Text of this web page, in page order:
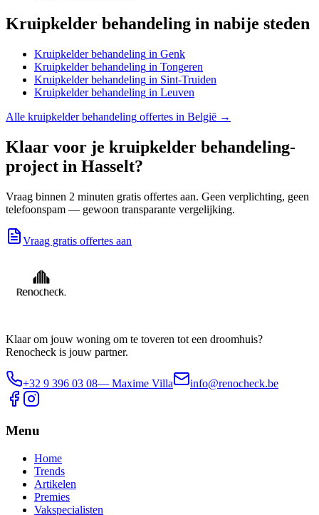
Kruipkelder behandeling in nabije steden
Kruipkelder behandeling in Genk
Kruipkelder behandeling in Tongeren
Kruipkelder behandeling in Sint-Truiden
Kruipkelder behandeling in Leuven
Alle kruipkelder behandeling offertes in België →
Klaar voor je kruipkelder behandeling-
project in Hasselt?
Vraag binnen 2 minuten gratis offertes aan. Geen verplichting, geen
telefoonspam — gewoon transparante vergelijking.
Vraag gratis offertes aan
Klaar om jouw woning om te toveren tot een droomhuis?
Renocheck is jouw partner.
+32 9 396 03 08— Maxime Villa info@renocheck.be
Menu
Home
Trends
Artikelen
Premies
Vakspecialisten